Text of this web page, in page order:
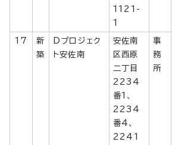
1121-
1
17
新
築
Dプロジェク
ト安佐南
安佐南
区西原
二丁目
2234
番1、
2234
番4、
2241
事
務
所